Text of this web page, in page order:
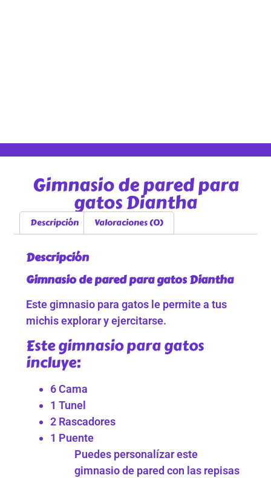
Gimnasio de pared para
gatos Diantha
Descripción Valoraciones (0)
Descripción
Gimnasio de pared para gatos Diantha
Este gimnasio para gatos le permite a tus
michis explorar y ejercitarse.
Este gimnasio para gatos
incluye:
6 Cama
1 Tunel
2 Rascadores
1 Puente
Puedes personalízar este
gimnasio de pared con las repisas